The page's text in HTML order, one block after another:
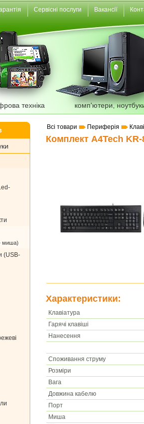
Сервісні послуги Вакансії
техніка комп'ютери,
миша)
(USB-
Всі товари Периферія
Комплект A4Tech
Характеристики:
Клавіатура
Гарячі клавіші
Нанесення
Споживання струму
Розміри
Вага
Довжина кабелю
Порт
Миша